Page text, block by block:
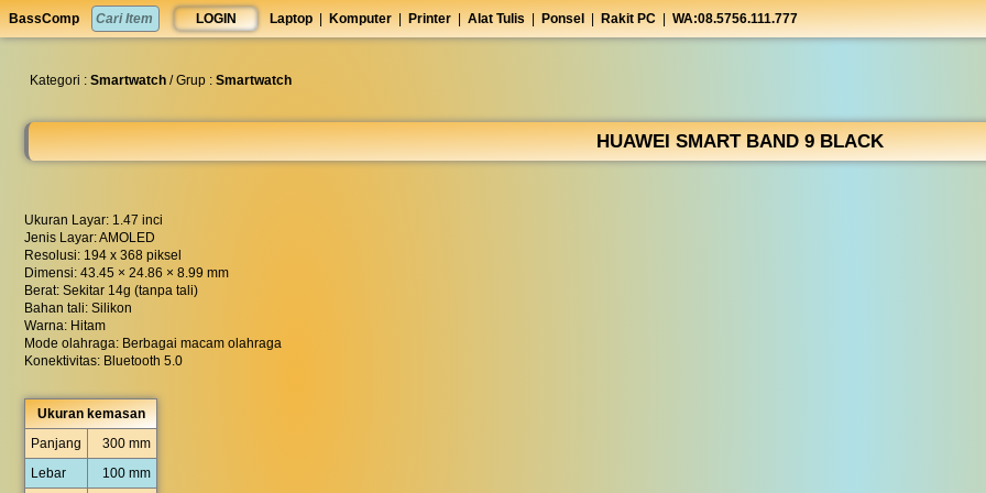
BassComp LOGIN Laptop Komputer Printer Alat Tulis Ponsel Rakit PC WA:08.5756.111.777
anti
lelet
Kategori : Smartwatch / Grup : Smartwatch
HUAWEI SMART BAND 9 BLACK
Ukuran Layar: 1.47 inci
Jenis Layar: AMOLED
Resolusi: 194 x 368 piksel
Dimensi: 43.45 × 24.86 × 8.99 mm
Berat: Sekitar 14g (tanpa tali)
Bahan tali: Silikon
Warna: Hitam
Mode olahraga: Berbagai macam olahraga
Konektivitas: Bluetooth 5.0
Ukuran kemasan
Panjang
300 mm
Lebar
100 mm